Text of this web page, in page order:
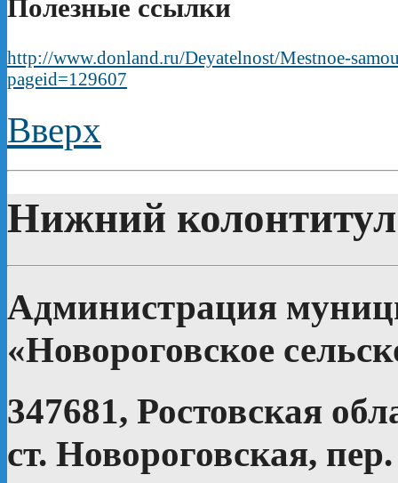
Полезные ссылки
http://www.donland.ru/Deyatelnost/Mestnoe-
pageid=129607
Вверх
Нижний колонтитул
Администрация
«Новороговское
347681, Ростовская
ст. Новороговская,